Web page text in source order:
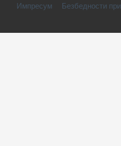
Импресум Безбедности